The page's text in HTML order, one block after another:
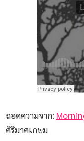
ถอดความจาก:
ศิริมาศเกษม